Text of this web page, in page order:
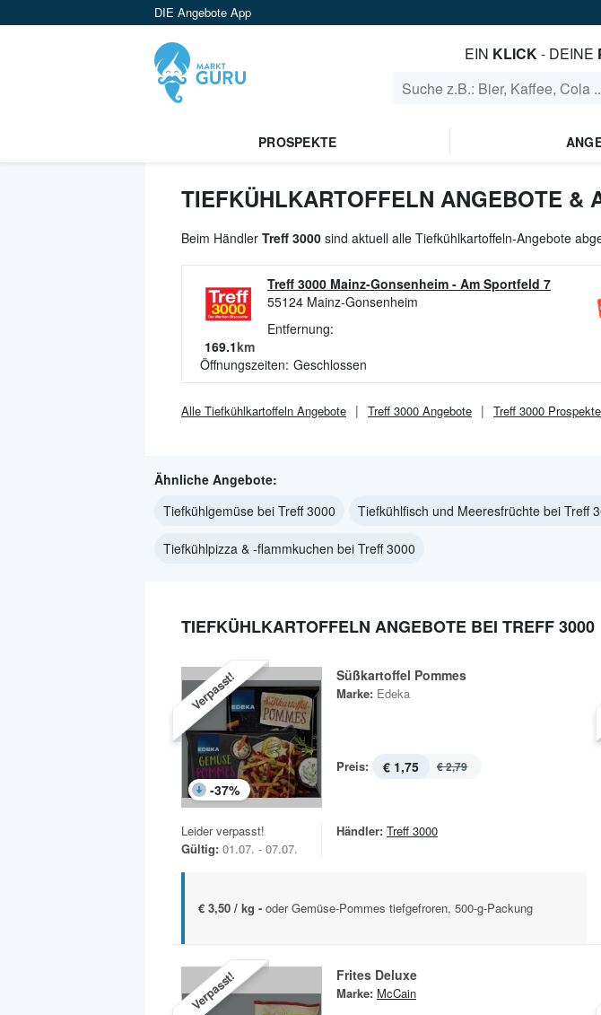
DIE Angebote App
EIN KLICK- DEINE
PROSPEKTE
TIEFKÜHLKARTOFFELN ANGEBOTE &
Beim Händler Treff 3000 sind aktuell alle Tiefkühlkartoffeln-Angebote
Treff 3000 Mainz-Gonsenheim - Am Sportfeld 7
55124 Mainz-Gonsenheim
Entfernung:
169.1km
Öffnungszeiten: Geschlossen
Alle Tiefkühlkartoffeln Angebote Treff 3000 Angebote Treff 3000 Prospekte
Ähnliche Angebote:
Tiefkühlgemüse bei Treff 3000
Tiefkühlfisch und Meeresfrüchte bei Treff
Tiefkühlpizza & -flammkuchen bei Treff 3000
TIEFKÜHLKARTOFFELN ANGEBOTE BEI TREFF 3000
Verpasst!
-37%
Süßkartoffel Pommes
Marke: Edeka
Preis: € 1,75 € 2,79
Leider verpasst!
Gültig: 01.07. - 07.07.
Händler: Treff 3000
€ 3,50 / kg - oder Gemüse-Pommes tiefgefroren, 500-g-Packung
Verpasst! Frites Deluxe
Marke: McCain